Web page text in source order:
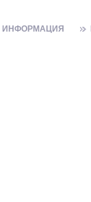
ИНФОРМАЦИЯ